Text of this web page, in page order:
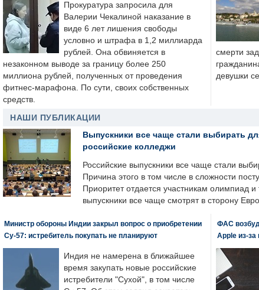
Прокуратура запросила для
Валерии Чекалиной наказание в
виде 6 лет лишения свободы
условно и штрафа в 1,2 миллиарда
рублей. Она обвиняется в
незаконном выводе за границу более 250
миллиона рублей, полученных от проведения
фитнес-марафона. По сути, своих собственных
средств.
смерти
девушки
НАШИ ПУБЛИКАЦИИ
Выпускники все чаще стали выбирать
российские колледжи
Российские выпускники все чаще стали
Причина этого в том числе в сложности
Приоритет отдается участникам олимпиад и
выпускники все чаще смотрят в сторону
Министр обороны Индии закрыл вопрос о приобретении
Су-57: истребитель покупать не планируют
Индия не намерена в ближайшее
время закупать новые российские
истребители "Сухой", в том числе
ФАС
Apple из-за